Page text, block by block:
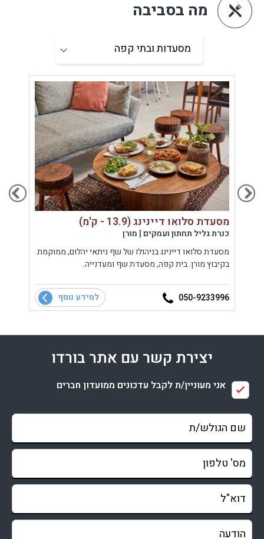
מה בסביבה
מסעדת סלואו דיינינג (13.9 - ק'מ)
כנרת גליל תחתון ועמקים | מורן
מסעדת סלואו דיינינג בניהולו של שף ניתאי יהלום, ממוקמת
בקיבוץ מורן. בית קפה, מסעדת שף ומעדנייה.
050-9233996 למידע נוסף
יצירת קשר עם אתר בורדו
אני מעוניין/ת לקבל עדכונים ממועדון חברים